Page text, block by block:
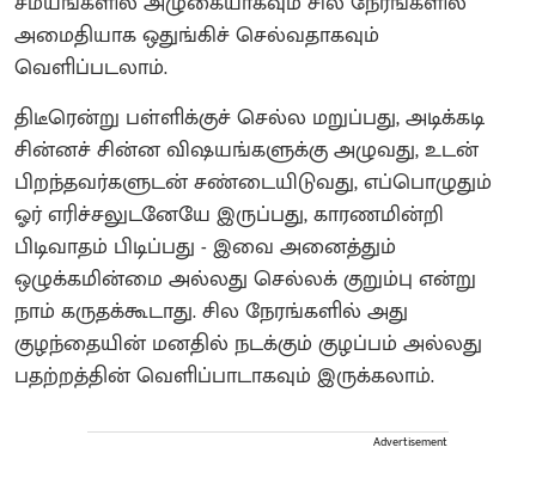
அமைதியாக ஒதுங்கிச் செல்வதாகவும்
வெளிப்படலாம்.
திடீரென்று பள்ளிக்குச் செல்ல மறுப்பது, அடிக்கடி
சின்னச் சின்ன விஷயங்களுக்கு அழுவது, உடன்
பிறந்தவர்களுடன் சண்டையிடுவது, எப்பொழுதும்
ஓர் எரிச்சலுடனேயே இருப்பது, காரணமின்றி
பிடிவாதம் பிடிப்பது - இவை அனைத்தும்
ஒழுக்கமின்மை அல்லது செல்லக் குறும்பு என்று
நாம் கருதக்கூடாது. சில நேரங்களில் அது
குழந்தையின் மனதில் நடக்கும் குழப்பம் அல்லது
பதற்றத்தின் வெளிப்பாடாகவும் இருக்கலாம்.
Advertisement